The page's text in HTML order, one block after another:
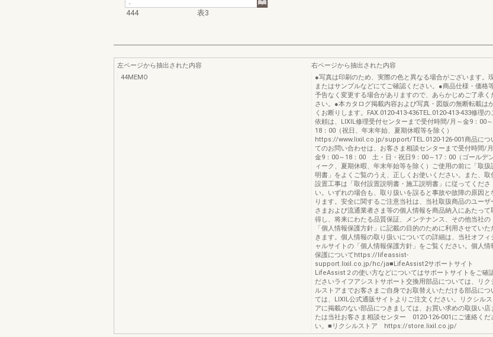
444 表3
左ページから抽出された内容
44MEMO
右ページから抽出された内容
●写真は印刷のため、実際の色と異なる場合がございます。
またはサンプルなどにてご確認ください。●商品仕様・価格
予告なく変更する場合がありますので、あらかじめご了承く
さい。●本カタログ掲載内容および写真・図版の無断転載は
くお断りします。FAX.0120-413-436TEL.0120-413-433修理の
依頼は、LIXIL修理受付センターまで受付時間/月～金9：00～
18：00（祝日、年末年始、夏期休暇等を除く）
https://www.lixil.co.jp/support/TEL.0120-126-001商品につ
てのお問い合わせは、お客さま相談センターまで受付時間/
金9：00～18：00 土・日・祝日9：00～17：00（ゴールデ
ィーク、夏期休暇、年末年始等を除く）ご使用の前に「取扱
明書」をよくご覧のうえ、正しくお使いください。また、取
設置工事は「取付設置説明書・施工説明書」に従ってくださ
い。いずれの場合も、取り扱いを誤ると事故や故障の原因と
ります。安全に関するご注意当社は、当社取扱商品のユーザ
さまおよび流通業者さま等の個人情報を商品納入にあたって
得し、将来にわたる品質保証、メンテナンス、その他当社の
「個人情報保護方針」に記載の目的のために利用させていた
きます。個人情報の取り扱いについての詳細は、当社オフィ
ャルサイトの「個人情報保護方針」をご覧ください。個人情
保護についてhttps://lifeassist-
support.lixil.co.jp/hc/ja■LifeAssist2サポートサイト
LifeAssist２の使い方などについてはサポートサイトをご確
ださいライフアシストサポート交換用部品については、リク
ルストアまでお客さまご自身でお取替えいただける部品につ
ては、LIXIL公式通販サイトよりご注文ください。リクシルス
アに掲載のない部品につきましては、お買い求めの取扱い店
たは当社お客さま相談センター 0120-126-001にご連絡くだ
い。■リクシルストア https://store.lixil.co.jp/